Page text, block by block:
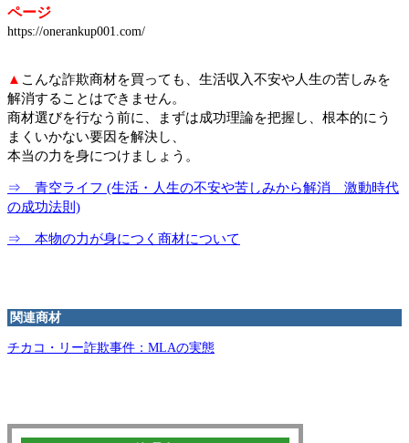
ページ
https://onerankup001.com/
▲ こんな詐欺商材を買っても、生活収入不安や人生の苦しみを
解消することはできません。
商材選びを行なう前に、まずは成功理論を把握し、根本的にう
まくいかない要因を解決し、
本当の力を身につけましょう。
⇒ 青空ライフ (生活・人生の不安や苦しみから解消 激動時代
の成功法則)
⇒ 本物の力が身につく商材について
関連商材
チカコ・リー詐欺事件：MLAの実態